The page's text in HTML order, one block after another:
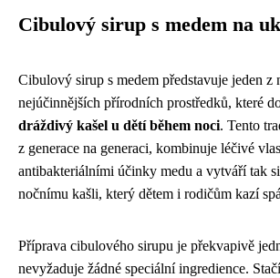
Cibulový sirup s medem na
Cibulový sirup s medem představuje jeden z
nejúčinnějších přírodních prostředků, které
dráždivý kašel u dětí během noci. Tento
z generace na generaci, kombinuje léčivé
antibakteriálními účinky medu a vytváří tak
nočnímu kašli, který dětem i rodičům kazí
Příprava cibulového sirupu je překvapivě
nevyžaduje žádné speciální ingredience.